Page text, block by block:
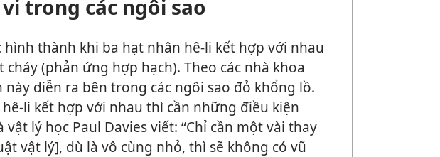
trong các ngôi sao
hình thành khi ba hạt nhân hê-li kết hợp với nhau
cháy (phản ứng hợp hạch). Theo các nhà khoa
này diễn ra bên trong các ngôi sao đỏ khổng lồ.
li kết hợp với nhau thì cần những điều kiện
vật lý học Paul Davies viết: “Chỉ cần một vài thay
vật lý], dù là vô cùng nhỏ, thì sẽ không có vũ